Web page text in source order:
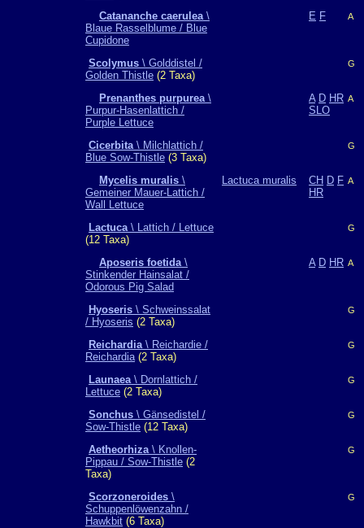
Catananche caerulea\
Blaue Rasselblume / Blue
Cupidone
E F A
Scolymus \ Golddistel /
Golden Thistle (2 Taxa)
G
Prenanthes purpurea\
Purpur-Hasenlattich /
Purple Lettuce
A D HR
SLO
A
Cicerbita\ Milchlattich /
Blue Sow-Thistle (3 Taxa)
G
Mycelis muralis \
Gemeiner Mauer-Lattich /
Wall Lettuce
Lactuca muralis CH D F
HR
A
Lactuca\ Lattich / Lettuce
(12 Taxa)
G
Aposeris foetida\
Stinkender Hainsalat /
Odorous Pig Salad
A D HR A
Hyoseris \ Schweinssalat
/ Hyoseris (2 Taxa)
G
Reichardia\ Reichardie /
Reichardia(2 Taxa)
G
Launaea\ Dornlattich /
Lettuce (2 Taxa)
G
Sonchus \ Gänsedistel /
Sow-Thistle (12 Taxa)
G
Aetheorhiza\ Knollen-
Pippau / Sow-Thistle (2
Taxa)
G
Scorzoneroides \
Schuppenlöwenzahn /
Hawkbit (6 Taxa)
G